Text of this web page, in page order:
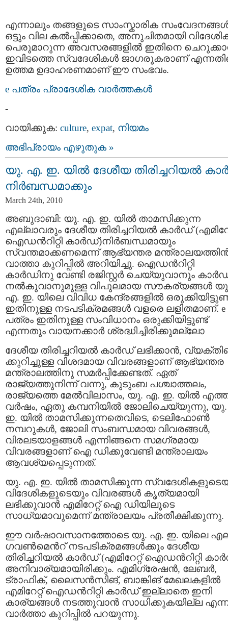
എന്നാലും തങ്ങളുടെ സാംസ്കാരിക
ഒട്ടും വില കല്‍പ്പിക്കാതെ, അനുചിതമായി
പെരുമാറുന്ന അവസരങ്ങളില്‍ ഇതിനെ
ഇവിടത്തെ സ്വദേശികള്‍ ജാഗരൂകരാണ്
ഉത്തമ ഉദാഹരണമാണ് ഈ സംഭവം.
e പത്രം പ്രാദേശിക വാര്‍ത്തകള്‍
-
വായിക്കുക: culture, expat, നിയമം
അഭിപ്രായം എഴുതുക »
യു. എ. ഇ. യില്‍ ദേശീയ തിരിച്ചറിയല്‍
നിര്‍ബന്ധമാക്കും
March 24th, 2010
അബുദാബി: യു. എ. ഇ. യില്‍ താമസിക്കുന്ന
എല്ലാവരും ദേശീയ തിരിച്ചറിയല്‍ കാര്‍ഡ്
ഐഡന്‍റിറ്റി കാര്‍ഡ്)നിര്‍ബന്ധമായും
സ്വന്തമാക്കണമെന്ന് ആഭ്യന്തര
വാത്താ കുറിപ്പില്‍ അറിയിച്ചു. ഐഡന്‍റിറ്റി
കാര്‍ഡിനു വേണ്ടി രജിസ്റ്റര്‍ ചെയ്യുവാനും
നല്‍കുവാനുമുള്ള വിപുലമായ സൗകര്യങ്ങള്‍
എ. ഇ. യിലെ വിവിധ കേന്ദ്രങ്ങളില്‍
ഇതിനുള്ള നടപടിക്രമങ്ങള്‍ വളരെ ലളിതമാണ്. e
പത്രം ഇതിനുള്ള സംവിധാനം ഒരുക്കിയിട്ടുണ്ട്
എന്നതും വായനക്കാര്‍ ശ്രദ്ധിച്ചിരിക്കുമല്ലോ
ദേശീയ തിരിച്ചറിയല്‍ കാര്‍ഡ് ലഭിക്കാന്‍,
ക്കുറിച്ചുള്ള വിശദമായ വിവരങ്ങളാണ് ആഭ്യന്തര
മന്ത്രാലത്തിനു സമര്‍പ്പിക്കേണ്ടത്. ഏത്
രാജ്യത്തുനിന്ന് വന്നു, കുടുംബ പശ്ചാത്തലം,
രാജ്യത്തെ മേല്‍വിലാസം, യു. എ. ഇ. യില്‍
വര്‍ഷം, ഏതു കമ്പനിയില്‍ ജോലിചെയ്യുന്നു,
ഇ. യില്‍ താമസിക്കുന്നതെവിടെ, ടെലിഫോണ്‍
നമ്പറുകള്‍, ജോലി സംബന്ധമായ വിവരങ്ങള്‍,
വിരലടയാളങ്ങള്‍ എന്നിങ്ങനെ സമഗ്രമായ
വിവരങ്ങളാണ് ഐ ഡിക്കുവേണ്ടി മന്ത്രാലയം
ആവശ്യപ്പെടുന്നത്.
യു. എ. ഇ. യില്‍ താമസിക്കുന്ന
വിദേശികളുടെയും വിവരങ്ങള്‍ കൃത്യമായി
ലഭിക്കുവാന്‍ എമിറേറ്റ് ഐ ഡിയിലൂടെ
സാധ്യമാവുമെന്ന് മന്ത്രാലയം പ്രതീക്ഷിക്കുന്നു.
ഈ വര്‍ഷാവസാനത്തോടെ യു. എ. ഇ. യിലെ
ഗവണ്‍മെന്‍റ് നടപടിക്രമങ്ങള്‍ക്കും ദേശീയ
തിരിച്ചറിയല്‍ കാര്‍ഡ് (എമിറേറ്റ് ഐഡന്‍റിറ്റി
അനിവാര്യമായിരിക്കും. എമിഗ്രേഷന്‍, ലേബര്‍,
ട്രാഫിക്, ലൈസന്‍സിങ്, ബാങ്കിങ് മേഖലകളില്‍
എമിറേറ്റ് ഐഡന്‍റിറ്റി കാര്‍ഡ് ഇല്ലാതെ ഇനി
കാര്യങ്ങള്‍ നടത്തുവാന്‍ സാധിക്കുകയില്ല
വാര്‍ത്താ കുറിപ്പില്‍ പറയുന്നു.